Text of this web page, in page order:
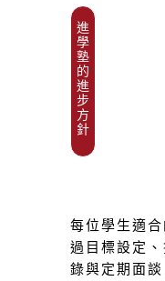
每位學生適
過目標設定
錄與定期面
進
學
塾
的
進
步
方
針